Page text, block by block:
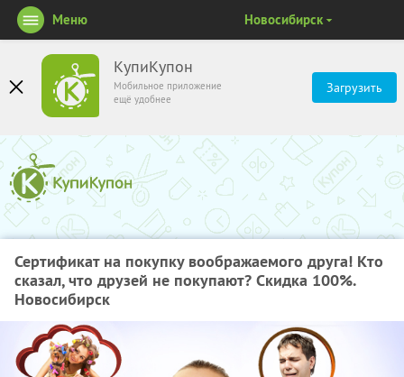
КупиКупон
Мобильное приложение
ещё удобнее
Загрузить
Меню Новосибирск
Сертификат на покупку воображаемого друга! Кто
сказал, что друзей не покупают? Скидка 100%.
Новосибирск